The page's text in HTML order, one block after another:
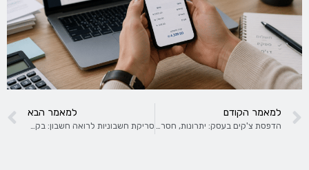
למאמר הקודם
הדפסת צ'קים בעסק: יתרונות, חסרונות ומה חשוב לדעת
למאמר הבא
סריקת חשבוניות לרואה חשבון: בקלות, יעילות ומהירות